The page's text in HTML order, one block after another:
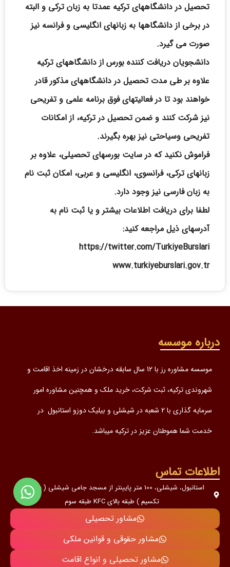
تحصیل در دانشگاههای ترکیه عمدتا به زبان ترکی و البته
در برخی از دانشگاهها به زبانهای انگلیسی و فرانسه نیز
صورت می گیرد.
دانشجویان دریافت کننده بورس از دانشگاههای ترکیه
علاوه بر طی مدت تحصیل در دانشگاههای مذکور قادر
خواهند بود تا در فعالیتهای فوق برنامه علمی و تفریحی
نیز شرکت کنند و ضمن تحصیل در ترکیه، از امکانات
تفریحی وسیاحتی نیز بهره بگیرند.
فراموش نکنید که در سایت بورسهای تحصیلی، علاوه بر
زبانهای ترکی، فرانسوی، انگلیسی و عربی، امکان ثبت نام
به زبان فارسی نیز وجود دارد.
لطفا برای دریافت اطلاعات بیشتر و یا ثبت نام به
آدرسهای ذیل مراجعه کنید:
https://twitter.com/TurkiyeBurslari
www.turkiyeburslari.gov.tr
درباره موسسه
موسسه مشاوره رز با 12 سال سابقه درخشان در زمینه اخذ اقامت و
شهروندی ترکیه، ثبت شرکت، خرید ملک و همچنین مشاوره امور
سرمایه گذاری با 2 شعبه در شیشلی و بیلیک دوزو استانبول در
خدمت شما هموطنان عزیز در ترکیه میباشد.
اطلاعات تماس
استانبول، شیشلی، 100 متر پایینتر از مسجد جامی شیشلی ( به سمت
تکسیم ) طبقه بالای KFC طبقه سوم
مشاور تحصیلی
مشاور حقوقی و قوانین ملکی
مشاور تحصیلی و انواع اقامت